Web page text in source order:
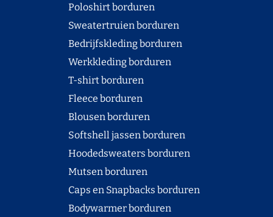
Poloshirt borduren
Sweatertruien borduren
Bedrijfskleding borduren
Werkkleding borduren
T-shirt borduren
Fleece borduren
Blousen borduren
Softshell jassen borduren
Hoodedsweaters borduren
Mutsen borduren
Caps en Snapbacks borduren
Bodywarmer borduren